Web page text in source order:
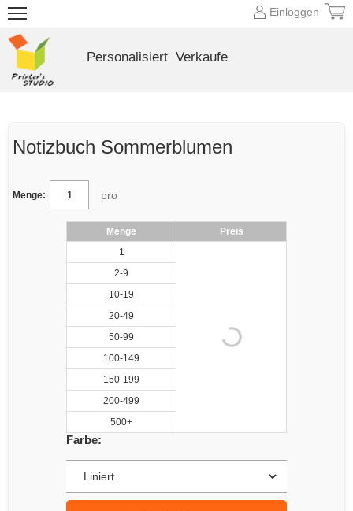
Notizbuch Sommerblumen
Menge: pro
Menge
Preis
1
2-9
10-19
20-49
50-99
100-149
150-199
200-499
500+
Farbe:
Einloggen
Personalisiert Verkaufe